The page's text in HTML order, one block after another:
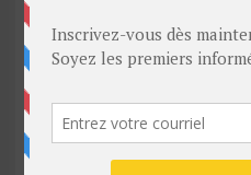
écureuil bourré